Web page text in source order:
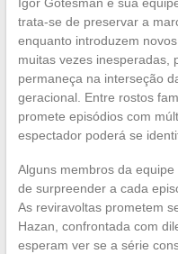
trata-se de preservar a
enquanto introduzem
muitas vezes inesperadas,
permaneça na interseção
geracional. Entre rostos
promete episódios com
espectador poderá se
Alguns membros da
de surpreender a cada
As reviravoltas prometem
Hazan, confrontada com
esperam ver se a série